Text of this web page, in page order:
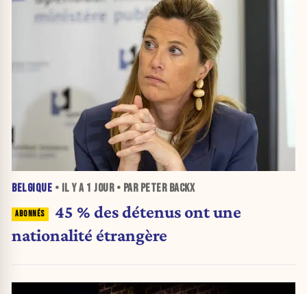
BELGIQUE • IL Y A 1 JOUR• PAR PETER BACKX
45 % des détenus ont une
nationalité étrangère